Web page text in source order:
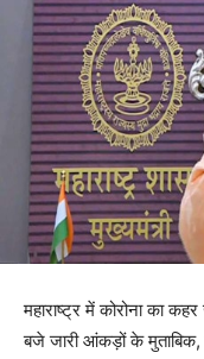
महाराष्ट्र में कोरोना का
बजे जारी आंकड़ों के